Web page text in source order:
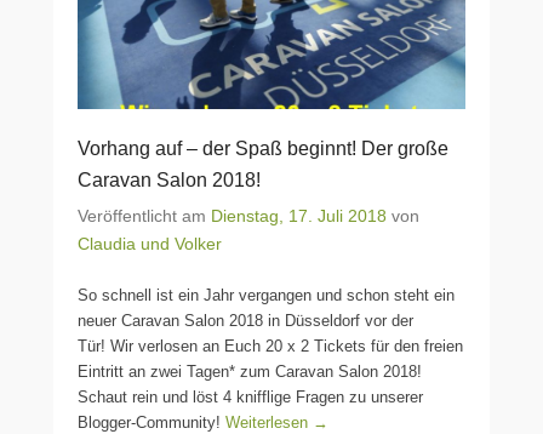
Vorhang auf – der Spaß beginnt! Der große
Caravan Salon 2018!
Veröffentlicht am Dienstag, 17. Juli 2018 von
Claudia und Volker
So schnell ist ein Jahr vergangen und schon steht ein
neuer Caravan Salon 2018 in Düsseldorf vor der
Tür! Wir verlosen an Euch 20 x 2 Tickets für den freien
Eintritt an zwei Tagen* zum Caravan Salon 2018!
Schaut rein und löst 4 knifflige Fragen zu unserer
Blogger-Community! Weiterlesen →